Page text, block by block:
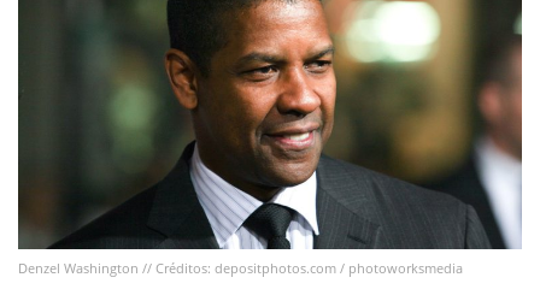
Denzel Washington // Créditos: depositphotos.com / photoworksmedia